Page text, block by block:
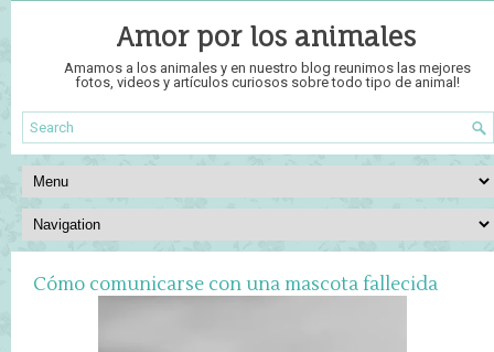
Amor por los animales
Amamos a los animales y en nuestro blog reunimos las mejores
fotos, videos y artículos curiosos sobre todo tipo de animal!
Cómo comunicarse con una mascota fallecida